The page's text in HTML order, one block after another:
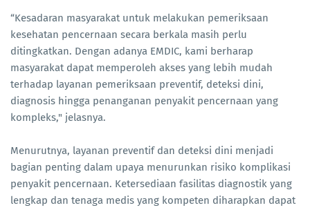
“Kesadaran masyarakat untuk melakukan pemeriksaan
kesehatan pencernaan secara berkala masih perlu
ditingkatkan. Dengan adanya EMDIC, kami berharap
masyarakat dapat memperoleh akses yang lebih mudah
terhadap layanan pemeriksaan preventif, deteksi dini,
diagnosis hingga penanganan penyakit pencernaan yang
kompleks," jelasnya.
Menurutnya, layanan preventif dan deteksi dini menjadi
bagian penting dalam upaya menurunkan risiko komplikasi
penyakit pencernaan. Ketersediaan fasilitas diagnostik yang
lengkap dan tenaga medis yang kompeten diharapkan dapat